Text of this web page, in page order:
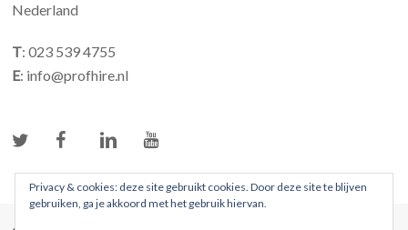
Nederland
T: 023 539 4755
E: info@profhire.nl
Privacy & cookies: deze site gebruikt cookies. Door deze site te blijven
gebruiken, ga je akkoord met het gebruik hiervan.